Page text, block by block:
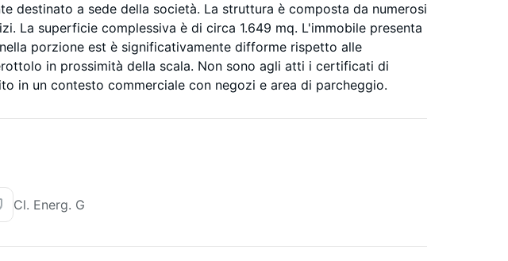
destinato a sede della società. La struttura è composta da numerosi
La superficie complessiva è di circa 1.649 mq. L'immobile presenta
porzione est è significativamente difforme rispetto alle
in prossimità della scala. Non sono agli atti i certificati di
in un contesto commerciale con negozi e area di parcheggio.
Cl. Energ. G